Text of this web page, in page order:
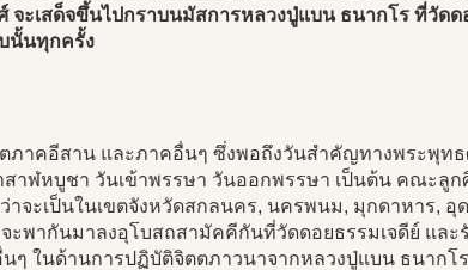
จะเสด็จขึ้นไปกราบนมัสการหลวงปู่แบน ธนากโร ที่วัดด
นั้นทุกครั้ง
ภาคอีสาน และภาคอื่นๆ ซึ่งพอถึงวันสำคัญทางพระพุท
าฬหบูชา วันเข้าพรรษา วันออกพรรษา เป็นต้น คณะลูก
าจะเป็นในเขตจังหวัดสกลนคร, นครพนม, มุกดาหาร, อุ
จะพากันมาลงอุโบสถสามัคคีกันที่วัดดอยธรรมเจดีย์ และ
ๆ ในด้านการปฏิบัติจิตตภาวนาจากหลวงปู่แบน ธนากโ